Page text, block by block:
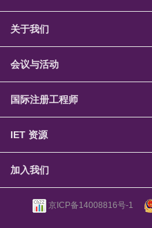
关于我们
会议与活动
国际注册工程师
IET 资源
加入我们
京ICP备14008816号-1